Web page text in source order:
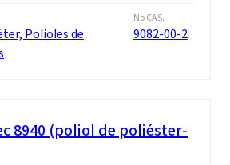
Polioles de
No CAS.
9082-00-2
8940 (poliol de poliéster-